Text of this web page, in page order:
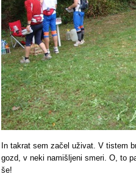
In takrat sem začel uživat. V tistem
gozd, v neki namišljeni smeri. O, to
še!